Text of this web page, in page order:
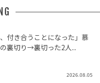
付き合うことになった」慕
裏切り→裏切った2人...
2026.08.05